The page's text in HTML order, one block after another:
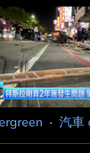
男子昨晚7時
輛汽機車和
」，據了解，
· 汽車